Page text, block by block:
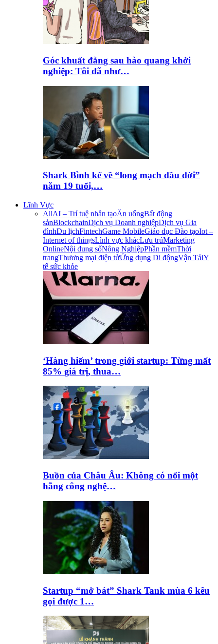
Góc khuất đằng sau hào quang khởi
nghiệp: Tôi đã như…
Shark Bình kể về “long mạch đầu đời”
năm 19 tuổi,…
Lĩnh Vực
AllAI – Trí tuệ nhân tạoĂn uốngBất động
sảnBlockchainDịch vụ Doanh nghiệpDịch vụ Gia
đìnhDu lịchFintechGame MobileGiáo dục Đào tạoIot –
Internet of thingsLĩnh vực khácLưu trúMarketing
OnlineNội dung sốNông NghiệpPhần mềmThời
trangThương mại điện tửỨng dụng Di độngVận TảiY
tế sức khỏe
‘Hàng hiếm’ trong giới startup: Từng mất
85% giá trị, thua…
Buồn của Châu Âu: Không có nổi một
hãng công nghệ…
Startup “mở bát” Shark Tank mùa 6 kêu
gọi được 1…